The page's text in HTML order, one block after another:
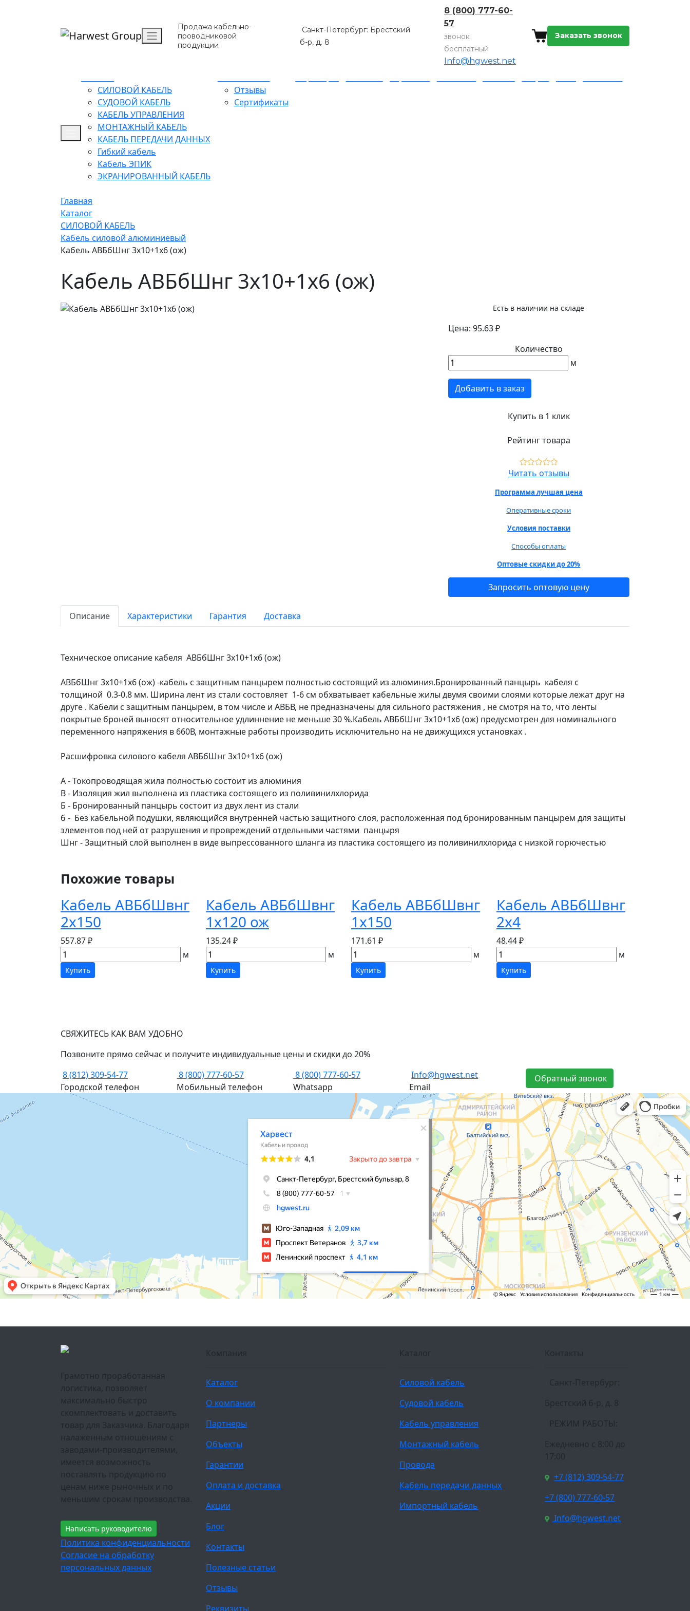
Продажа кабельно-
проводниковой
продукции
Санкт-Петербург: Брестский
б-р, д. 8
8 (800) 777-60-
57
звонок
бесплатный
Info@hgwest.net
Заказать звонок
СИЛОВОЙ КАБЕЛЬ
СУДОВОЙ КАБЕЛЬ
КАБЕЛЬ УПРАВЛЕНИЯ
МОНТАЖНЫЙ КАБЕЛЬ
КАБЕЛЬ ПЕРЕДАЧИ ДАННЫХ
Гибкий кабель
Кабель ЭПИК
ЭКРАНИРОВАННЫЙ КАБЕЛЬ
Отзывы
Сертификаты
Главная
Каталог
СИЛОВОЙ КАБЕЛЬ
Кабель силовой алюминиевый
Кабель АВБбШнг 3х10+1х6 (ож)
Кабель АВБбШнг 3х10+1х6 (ож)
Есть в наличии на складе
Цена: 95.63 ₽
Количество
м
Добавить в заказ
Купить в 1 клик
Рейтинг товара
Читать отзывы
Программа лучшая цена
Оперативные сроки
Условия поставки
Способы оплаты
Оптовые скидки до 20%
Запросить оптовую цену
Описание Характеристики Гарантия Доставка
Техническое описание кабеля АВБбШнг 3х10+1х6 (ож)
АВБбШнг 3х10+1х6 (ож) -кабель с защитным панцырем полностью состоящий из алюминия.Бронированный панцырь кабеля с
толщиной 0.3-0.8 мм. Ширина лент из стали состовляет 1-6 см обхватывает кабельные жилы двумя своими слоями которые лежат друг на
друге . Кабели с защитным панцырем, в том числе и АВБВ, не предназначены для сильного растяжения , не смотря на то, что ленты
покрытые броней выносят относительное удлиннение не меньше 30 %.Кабель АВБбШнг 3х10+1х6 (ож) предусмотрен для номинального
переменного напряжения в 660В, монтажные работы производить исключительно на не движущихся установках .
Расшифровка силового кабеля АВБбШнг 3х10+1х6 (ож)
А - Токопроводящая жила полностью состоит из алюминия
В - Изоляция жил выполнена из пластика состоящего из поливинилхлорида
Б - Бронированный панцырь состоит из двух лент из стали
б - Без кабельной подушки, являющийся внутренней частью защитного слоя, расположенная под бронированным панцырем для защиты
элементов под ней от разрушения и провреждений отдельными частями панцыря
Шнг - Защитный слой выполнен в виде выпрессованного шланга из пластика состоящего из поливинилхлорида с низкой горючестью
Похожие товары
Кабель АВБбШвнг
2х150
557.87 ₽
м
Купить
Кабель АВБбШвнг
1х120 ож
135.24 ₽
м
Купить
Кабель АВБбШвнг
1х150
171.61 ₽
м
Купить
Кабель АВБбШвнг
2х4
48.44 ₽
м
Купить
СВЯЖИТЕСЬ КАК ВАМ УДОБНО
Позвоните прямо сейчас и получите индивидуальные цены и скидки до 20%
8 (812) 309-54-77
Городской телефон
8 (800) 777-60-57
Мобильный телефон
8 (800) 777-60-57
Whatsapp
Info@hgwest.net
Email
Обратный звонок
Грамотно проработанная
логистика, позволяет
максимально быстро
скомплектовать и доставить
товар для Заказчика. Благодаря
налаженным отношениям с
заводами-производителями,
имеется возможность
поставлять продукцию по
ценам ниже рыночных и по
меньшим срокам производства.
Написать руководителю
Политика конфиденциальности
Согласие на обработку
персональных данных
Компания
Каталог
О компании
Партнеры
Объекты
Гарантии
Оплата и доставка
Акции
Блог
Контакты
Полезные статьи
Отзывы
Реквизиты
Каталог
Силовой кабель
Судовой кабель
Кабель управления
Монтажный кабель
Провода
Кабель передачи данных
Импортный кабель
Контакты
Санкт-Петербург:
Брестский б-р, д. 8
РЕЖИМ РАБОТЫ:
Ежедневно c 8:00 до
17:00
+7 (812) 309-54-77
+7 (800) 777-60-57
Info@hgwest.net